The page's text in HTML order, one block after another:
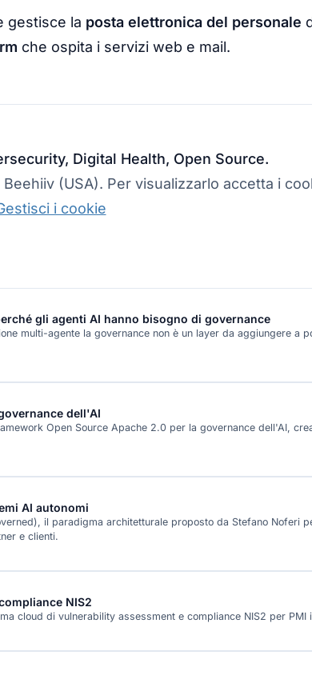
gli agenti AI hanno bisogno di governance
multi-agente la governance non è un layer da aggiungere
dell'AI
Open Source Apache 2.0 per la governance dell'AI,
AI autonomi
il paradigma architetturale proposto da Stefano
e clienti.
NIS2
cloud di vulnerability assessment e compliance NIS2 per
gestisce la posta elettronica del personale
che ospita i servizi web e mail.
Digital Health, Open Source.
(USA). Per visualizzarlo accetta i
i cookie